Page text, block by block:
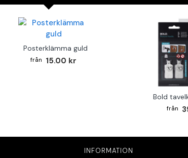
Posterklämma guld
15.00 kr
Bold
INFORMATION